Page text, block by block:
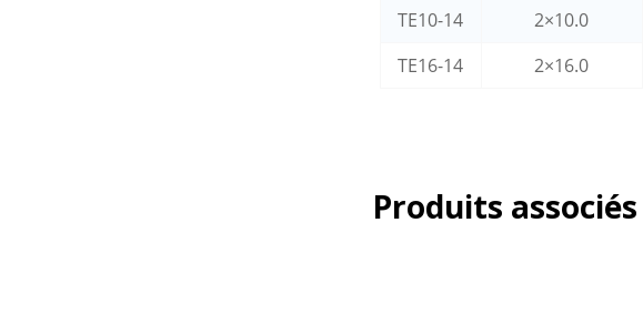
TE10-14
2×10.0
TE16-14
2×16.0
Produits associés